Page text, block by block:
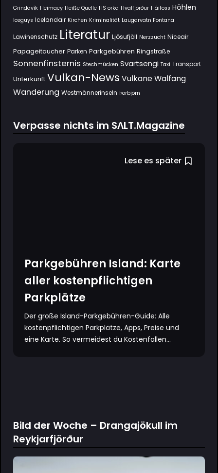
Grindavík Heimaey Heiße Quelle HS orka Hvalfjörður Háifoss Höhlen
Iceguys Icelandair Kirchen Kriminalität Laugarvatn Fontana
Lawinenschutz Literatur Ljósufjöll Nerzzucht Niceair
Papageitaucher Parken Parkgebühren Ringstraße
Sonnenfinsternis Stechmücken Svartsengi Taxi Transport
Unterkunft Vulkan-News Vulkane Walfang
Wanderung Westmännerinseln Þorbjörn
Verpasse nichts im SΛLT.Magazine
Lese es später
Parkgebühren Island: Karte
aller kostenpflichtigen
Parkplätze
Der große Island-Parkgebühren-Guide: Alle
kostenpflichtigen Parkplätze, Apps, Preise und
eine Karte. So vermeidest du Kostenfallen...
Bild der Woche – Drangajökull im
Reykjarfjörður